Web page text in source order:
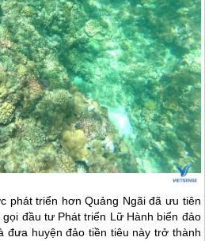
phát triển hơn Quảng Ngãi đã ưu tiên
đầu tư Phát triển Lữ Hành biển đảo
đưa huyện đảo tiền tiêu này trở thành